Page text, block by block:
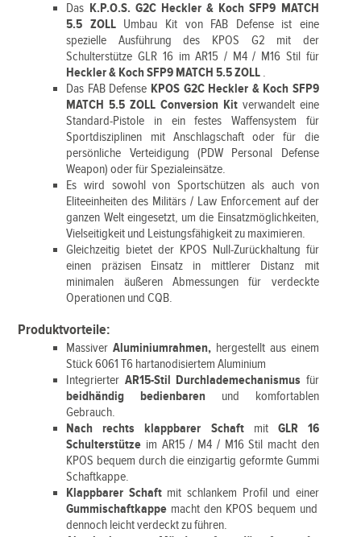
Das K.P.O.S. G2C Heckler & Koch SFP9 MATCH
5.5 ZOLL Umbau Kit von FAB Defense ist eine
spezielle Ausführung des KPOS G2 mit der
Schulterstütze GLR 16 im AR15 / M4 / M16 Stil für
Heckler & Koch SFP9 MATCH 5.5 ZOLL .
Das FAB Defense KPOS G2C Heckler & Koch SFP9
MATCH 5.5 ZOLL Conversion Kitverwandelt eine
Standard-Pistole in ein festes Waffensystem für
Sportdisziplinen mit Anschlagschaft oder für die
persönliche Verteidigung (PDW Personal Defense
Weapon) oder für Spezialeinsätze.
Es wird sowohl von Sportschützen als auch von
Eliteeinheiten des Militärs / Law Enforcement auf der
ganzen Welt eingesetzt, um die Einsatzmöglichkeiten,
Vielseitigkeit und Leistungsfähigkeit zu maximieren.
Gleichzeitig bietet der KPOS Null-Zurückhaltung für
einen präzisen Einsatz in mittlerer Distanz mit
minimalen äußeren Abmessungen für verdeckte
Operationen und CQB.
Produktvorteile:
MassiverAluminiumrahmen, hergestellt aus einem
Stück 6061 T6 hartanodisiertem Aluminium
Integrierter AR15-Stil Durchlademechanismus für
beidhändig bedienbaren und komfortablen
Gebrauch.
Nach rechts klappbarer Schaft mit GLR 16
Schulterstütze im AR15 / M4 / M16 Stil macht den
KPOS bequem durch die einzigartig geformte Gummi
Schaftkappe.
Klappbarer Schaft mit schlankem Profil und einer
Gummischaftkappe macht den KPOS bequem und
dennoch leicht verdeckt zu führen.